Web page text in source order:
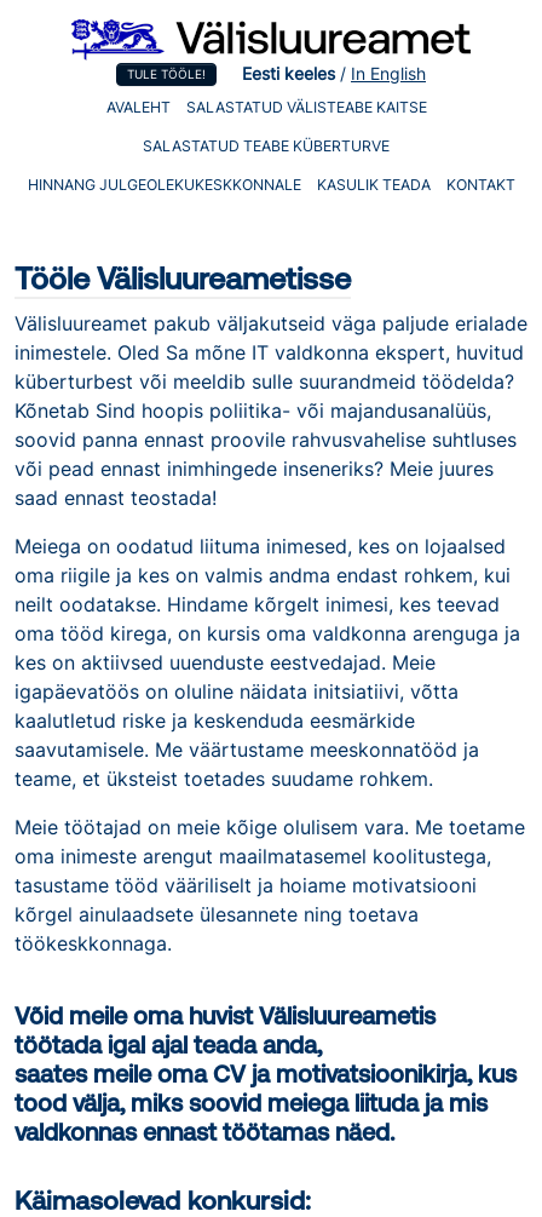
TULE TÖÖLE! Eesti keeles/ In English
AVALEHT SALASTATUD VÄLISTEABE KAITSE
SALASTATUD TEABE KÜBERTURVE
HINNANG JULGEOLEKUKESKKONNALE KASULIK TEADA KONTAKT
Tööle Välisluureametisse
Välisluureamet pakub väljakutseid väga paljude erialade
inimestele. Oled Sa mõne IT valdkonna ekspert, huvitud
küberturbest või meeldib sulle suurandmeid töödelda?
Kõnetab Sind hoopis poliitika- või majandusanalüüs,
soovid panna ennast proovile rahvusvahelise suhtluses
või pead ennast inimhingede inseneriks? Meie juures
saad ennast teostada!
Meiega on oodatud liituma inimesed, kes on lojaalsed
oma riigile ja kes on valmis andma endast rohkem, kui
neilt oodatakse. Hindame kõrgelt inimesi, kes teevad
oma tööd kirega, on kursis oma valdkonna arenguga ja
kes on aktiivsed uuenduste eestvedajad. Meie
igapäevatöös on oluline näidata initsiatiivi, võtta
kaalutletud riske ja keskenduda eesmärkide
saavutamisele. Me väärtustame meeskonnatööd ja
teame, et üksteist toetades suudame rohkem.
Meie töötajad on meie kõige olulisem vara. Me toetame
oma inimeste arengut maailmatasemel koolitustega,
tasustame tööd vääriliselt ja hoiame motivatsiooni
kõrgel ainulaadsete ülesannete ning toetava
töökeskkonnaga.
Võid meile oma huvist Välisluureametis
töötada igal ajal teada anda,
saates meile oma CV ja motivatsioonikirja, kus
tood välja, miks soovid meiega liituda ja mis
valdkonnas ennast töötamas näed.
Käimasolevad konkursid: